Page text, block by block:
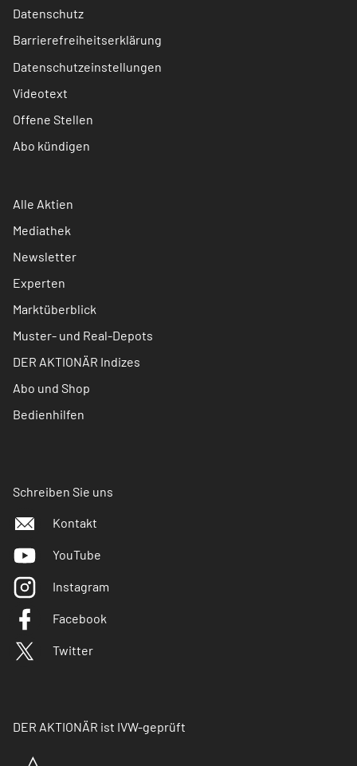
Datenschutz
Barrierefreiheitserklärung
Datenschutzeinstellungen
Videotext
Offene Stellen
Abo kündigen
Alle Aktien
Mediathek
Newsletter
Experten
Marktüberblick
Muster- und Real-Depots
DER AKTIONÄR Indizes
Abo und Shop
Bedienhilfen
Schreiben Sie uns
Kontakt
YouTube
Instagram
Facebook
Twitter
DER AKTIONÄR ist IVW-geprüft